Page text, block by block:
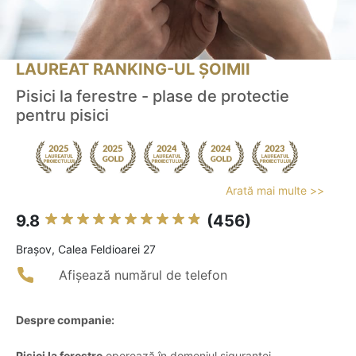
LAUREAT RANKING-UL ȘOIMII
Pisici la ferestre - plase de protectie
pentru pisici
Arată mai multe >>
9.8 (456)
Braşov, Calea Feldioarei 27
Afișează numărul de telefon
Despre companie: